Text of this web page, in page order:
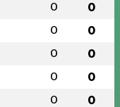
0 0
0 0
0 0
0 0
0 0